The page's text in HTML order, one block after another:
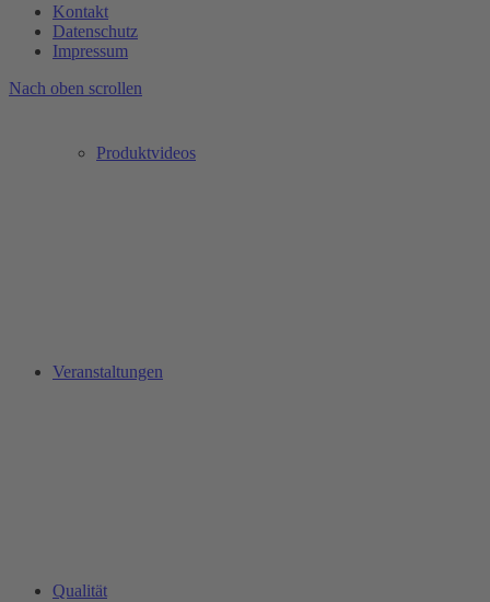
Produktvideos
Veranstaltungen
Qualität
Kontakt
Datenschutz
Impressum
Nach oben scrollen